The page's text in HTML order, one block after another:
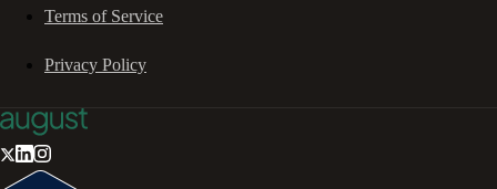
Terms of Service
Privacy Policy